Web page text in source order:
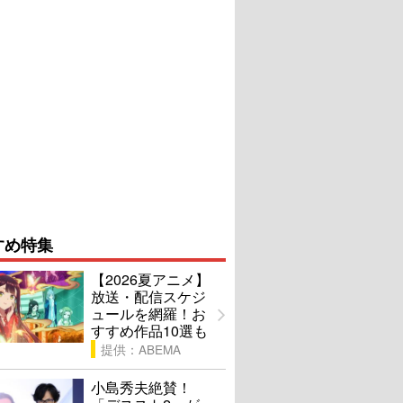
特集
【2026夏アニメ】
放送・配信スケジ
ュールを網羅！お
すすめ作品10選も
提供：ABEMA
小島秀夫絶賛！